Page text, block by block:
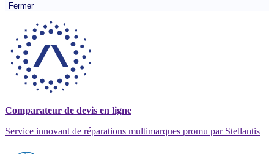
Fermer
Comparateur de devis en ligne
Service innovant de réparations multimarques promu par Stellantis